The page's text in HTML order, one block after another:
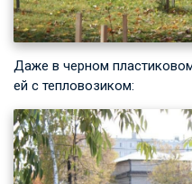
Даже в черном
ей с тепловозиком: